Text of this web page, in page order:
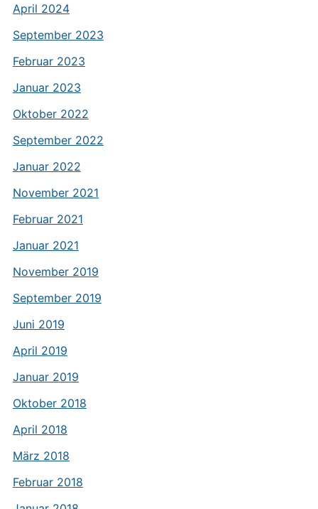
April 2024
September 2023
Februar 2023
Januar 2023
Oktober 2022
September 2022
Januar 2022
November 2021
Februar 2021
Januar 2021
November 2019
September 2019
Juni 2019
April 2019
Januar 2019
Oktober 2018
April 2018
März 2018
Februar 2018